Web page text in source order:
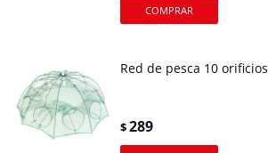
Red de pesca 10 orificios
$289